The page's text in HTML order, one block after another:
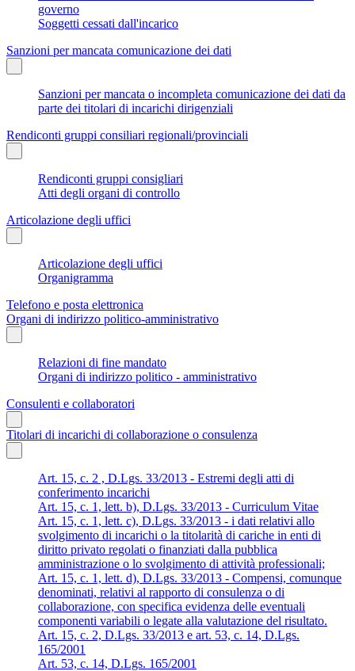
governo
Soggetti cessati dall'incarico
Sanzioni per mancata comunicazione dei dati
Sanzioni per mancata o incompleta comunicazione dei dati da
parte dei titolari di incarichi dirigenziali
Rendiconti gruppi consiliari regionali/provinciali
Rendiconti gruppi consigliari
Atti degli organi di controllo
Articolazione degli uffici
Articolazione degli uffici
Organigramma
Telefono e posta elettronica
Organi di indirizzo politico-amministrativo
Relazioni di fine mandato
Organi di indirizzo politico - amministrativo
Consulenti e collaboratori
Titolari di incarichi di collaborazione o consulenza
Art. 15, c. 2 , D.Lgs. 33/2013 - Estremi degli atti di
conferimento incarichi
Art. 15, c. 1, lett. b), D.Lgs. 33/2013 - Curriculum Vitae
Art. 15, c. 1, lett. c), D.Lgs. 33/2013 - i dati relativi allo
svolgimento di incarichi o la titolarità di cariche in enti di
diritto privato regolati o finanziati dalla pubblica
amministrazione o lo svolgimento di attività professionali;
Art. 15, c. 1, lett. d), D.Lgs. 33/2013 - Compensi, comunque
denominati, relativi al rapporto di consulenza o di
collaborazione, con specifica evidenza delle eventuali
componenti variabili o legate alla valutazione del risultato.
Art. 15, c. 2, D.Lgs. 33/2013 e art. 53, c. 14, D.Lgs.
165/2001
Art. 53, c. 14, D.Lgs. 165/2001